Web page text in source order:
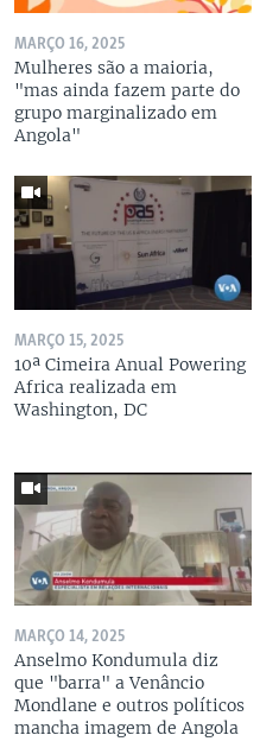
MARÇO 16, 2025
Mulheres são a maioria,
"mas ainda fazem parte do
grupo marginalizado em
Angola"
MARÇO 15, 2025
10ª Cimeira Anual Powering
Africa realizada em
Washington, DC
MARÇO 14, 2025
Anselmo Kondumula diz
que "barra" a Venâncio
Mondlane e outros políticos
mancha imagem de Angola